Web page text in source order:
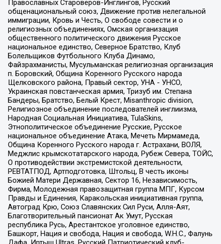
Православных Староверов-Инглингов, Русский
общенациональный союз, Движение против нелегальной
иммиграции, Кровь и Честь, О свободе совести и о
религиозных объединениях, Омская организация
общественного политического движения Русское
национальное единство, Северное Братство, Клуб
Болельщиков Футбольного Клуба Динамо,
Файзрахманисты, Мусульманская религиозная организация
п. Боровский, Община Коренного Русского народа
Щелковского района, Правый сектор, УНА - УНСО,
Украинская повстанческая армия, Тризуб им. Степана
Бандеры, Братство, Белый Крест, Misanthropic division,
Религиозное объединение последователей инглиизма,
Народная Социальная Инициатива, TulaSkins,
Этнополитическое объединение Русские, Русское
национальное объединение Атака, Мечеть Мирмамеда,
Община Коренного Русского народа г. Астрахани, ВОЛЯ,
Меджлис крымскотатарского народа, Рубеж Севера, ТОЙС,
О противодействии экстремистской деятельности,
РЕВТАТПОД, Артподготовка, Штольц, В честь иконы
Божией Матери Державная, Сектор 16, Независимость,
Фирма, Молодежная правозащитная группа МПГ, Курсом
Правды и Единения, Каракольская инициативная группа,
Автоград Крю, Союз Славянских Сил Руси, Алля-Аят,
Благотворительный пансионат Ак Умут, Русская
республика Русь, Арестантское уголовное единство,
Башкорт, Нация и свобода, Нация и свобода, W.H.С., Фалунь